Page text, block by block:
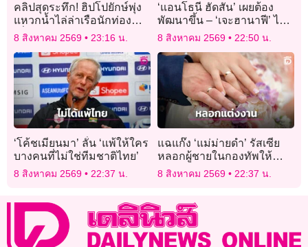
คลิปสุดระทึก! ฮิปโปยักษ์พุ่ง
แหวกน้ำไล่ล่าเรือนักท่อง
เที่ยวในบอตสวานา
8 สิงหาคม 2569 23:16 น.
‘แอนโธนี ฮัดสัน’ เผยต้อง
พัฒนาขึ้น – ‘เจะฮานาฟี’ ไม่
เครียดยิงจุดโทษ
8 สิงหาคม 2569 22:50 น.
‘โค้ชเมียนมา’ ลั่น ‘แพ้ให้ใคร
บางคนที่ไม่ใช่ทีมชาติไทย’
8 สิงหาคม 2569 22:37 น.
แฉแก๊ง ‘แม่ม่ายดำ’ รัสเซีย
หลอกผู้ชายในกองทัพให้
แต่งงาน หวังฮุบเงินชดเชย
8 สิงหาคม 2569 22:37 น.